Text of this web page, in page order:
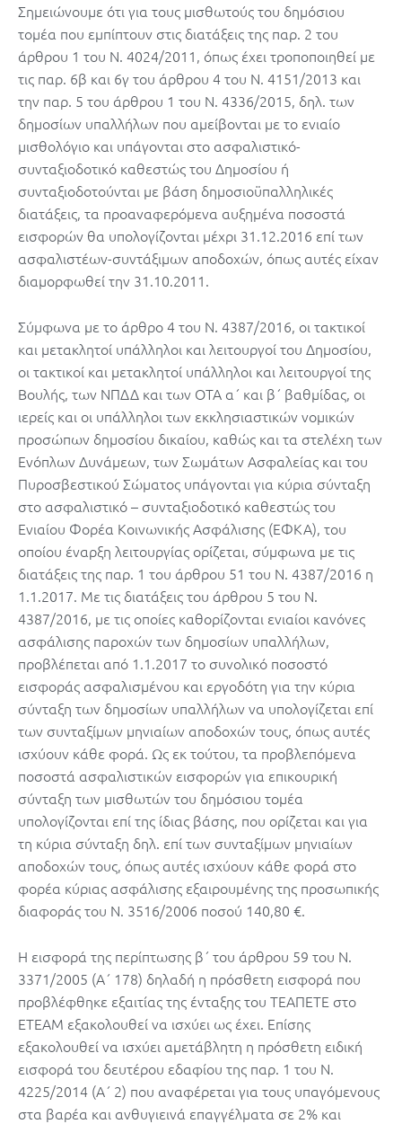
Σημειώνουμε ότι για τους μισθωτούς του δημόσιου
τομέα που εμπίπτουν στις διατάξεις της παρ. 2 του
άρθρου 1 του Ν. 4024/2011, όπως έχει τροποποιηθεί με
τις παρ. 6β και 6γ του άρθρου 4 του Ν. 4151/2013 και
την παρ. 5 του άρθρου 1 του Ν. 4336/2015, δηλ. των
δημοσίων υπαλλήλων που αμείβονται με το ενιαίο
μισθολόγιο και υπάγονται στο ασφαλιστικό-
συνταξιοδοτικό καθεστώς του Δημοσίου ή
συνταξιοδοτούνται με βάση δημοσιοϋπαλληλικές
διατάξεις, τα προαναφερόμενα αυξημένα ποσοστά
εισφορών θα υπολογίζονται μέχρι 31.12.2016 επί των
ασφαλιστέων-συντάξιμων αποδοχών, όπως αυτές είχαν
διαμορφωθεί την 31.10.2011.
Σύμφωνα με το άρθρο 4 του Ν. 4387/2016, οι τακτικοί
και μετακλητοί υπάλληλοι και λειτουργοί του Δημοσίου,
οι τακτικοί και μετακλητοί υπάλληλοι και λειτουργοί της
Βουλής, των ΝΠΔΔ και των ΟΤΑ α΄ και β΄ βαθμίδας, οι
ιερείς και οι υπάλληλοι των εκκλησιαστικών νομικών
προσώπων δημοσίου δικαίου, καθώς και τα στελέχη των
Ενόπλων Δυνάμεων, των Σωμάτων Ασφαλείας και του
Πυροσβεστικού Σώματος υπάγονται για κύρια σύνταξη
στο ασφαλιστικό – συνταξιοδοτικό καθεστώς του
Ενιαίου Φορέα Κοινωνικής Ασφάλισης (ΕΦΚΑ), του
οποίου έναρξη λειτουργίας ορίζεται, σύμφωνα με τις
διατάξεις της παρ. 1 του άρθρου 51 του Ν. 4387/2016 η
1.1.2017. Με τις διατάξεις του άρθρου 5 του Ν.
4387/2016, με τις οποίες καθορίζονται ενιαίοι κανόνες
ασφάλισης παροχών των δημοσίων υπαλλήλων,
προβλέπεται από 1.1.2017 το συνολικό ποσοστό
εισφοράς ασφαλισμένου και εργοδότη για την κύρια
σύνταξη των δημοσίων υπαλλήλων να υπολογίζεται επί
των συνταξίμων μηνιαίων αποδοχών τους, όπως αυτές
ισχύουν κάθε φορά. Ως εκ τούτου, τα προβλεπόμενα
ποσοστά ασφαλιστικών εισφορών για επικουρική
σύνταξη των μισθωτών του δημόσιου τομέα
υπολογίζονται επί της ίδιας βάσης, που ορίζεται και για
τη κύρια σύνταξη δηλ. επί των συνταξίμων μηνιαίων
αποδοχών τους, όπως αυτές ισχύουν κάθε φορά στο
φορέα κύριας ασφάλισης εξαιρουμένης της προσωπικής
διαφοράς του Ν. 3516/2006 ποσού 140,80 €.
Η εισφορά της περίπτωσης β΄ του άρθρου 59 του Ν.
3371/2005 (Α΄ 178) δηλαδή η πρόσθετη εισφορά που
προβλέφθηκε εξαιτίας της ένταξης του ΤΕΑΠΕΤΕ στο
ΕΤΕΑΜ εξακολουθεί να ισχύει ως έχει. Επίσης
εξακολουθεί να ισχύει αμετάβλητη η πρόσθετη ειδική
εισφορά του δευτέρου εδαφίου της παρ. 1 του Ν.
4225/2014 (Α΄ 2) που αναφέρεται για τους υπαγόμενους
στα βαρέα και ανθυγιεινά επαγγέλματα σε 2% και